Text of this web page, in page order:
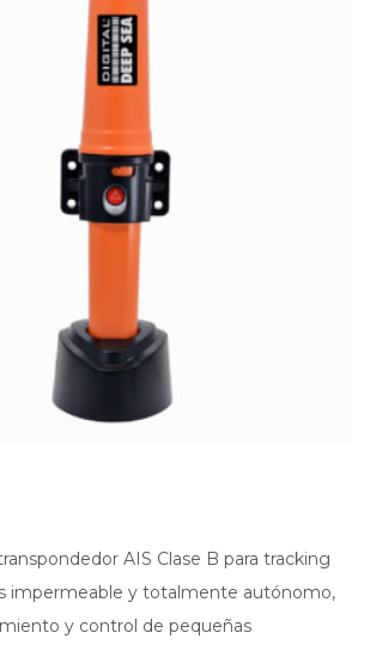
AIS Clase B para tracking
impermeable y totalmente autónomo,
y control de pequeñas